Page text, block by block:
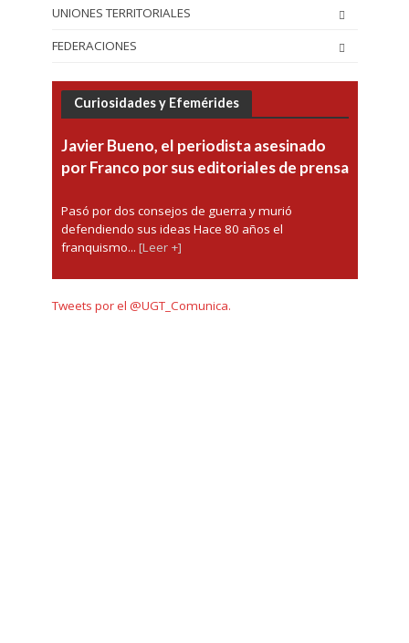
UNIONES TERRITORIALES
FEDERACIONES
Curiosidades y Efemérides
Javier Bueno, el periodista asesinado
por Franco por sus editoriales de prensa
Pasó por dos consejos de guerra y murió
defendiendo sus ideas Hace 80 años el
franquismo... [Leer +]
Tweets por el @UGT_Comunica.